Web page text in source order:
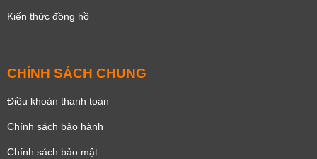
Kiến thức đồng hồ
CHÍNH SÁCH CHUNG
Điều khoản thanh toán
Chính sách bảo hành
Chính sách bảo mật